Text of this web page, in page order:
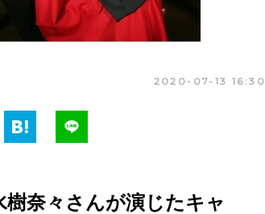
2020-07-13 16:30
奈々さんが演じたキャ